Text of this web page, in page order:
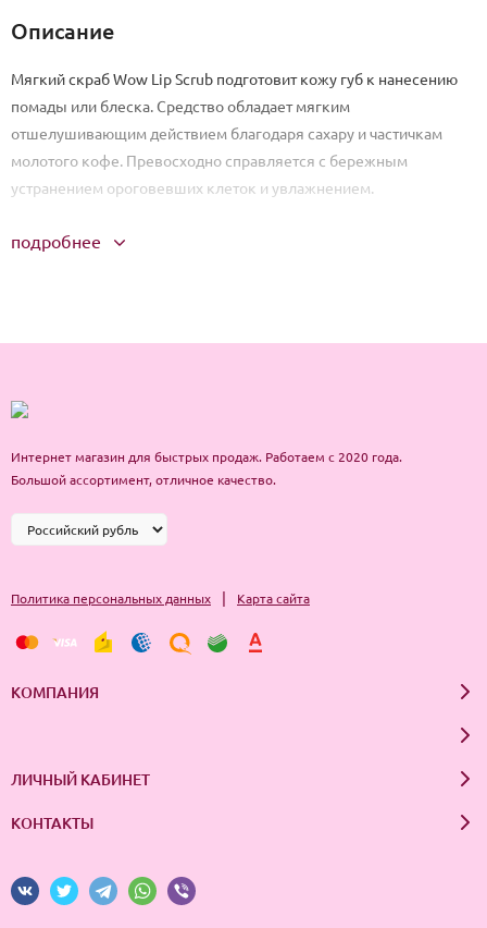
Описание
Мягкий скраб Wow Lip Scrub подготовит кожу губ к нанесению
помады или блеска. Средство обладает мягким
отшелушивающим действием благодаря сахару и частичкам
молотого кофе. Превосходно справляется с бережным
устранением ороговевших клеток и увлажнением.
подробнее
Интернет магазин для быстрых продаж. Работаем с 2020 года.
Большой ассортимент, отличное качество.
Политика персональных данных | Карта сайта
КОМПАНИЯ
ЛИЧНЫЙ КАБИНЕТ
КОНТАКТЫ